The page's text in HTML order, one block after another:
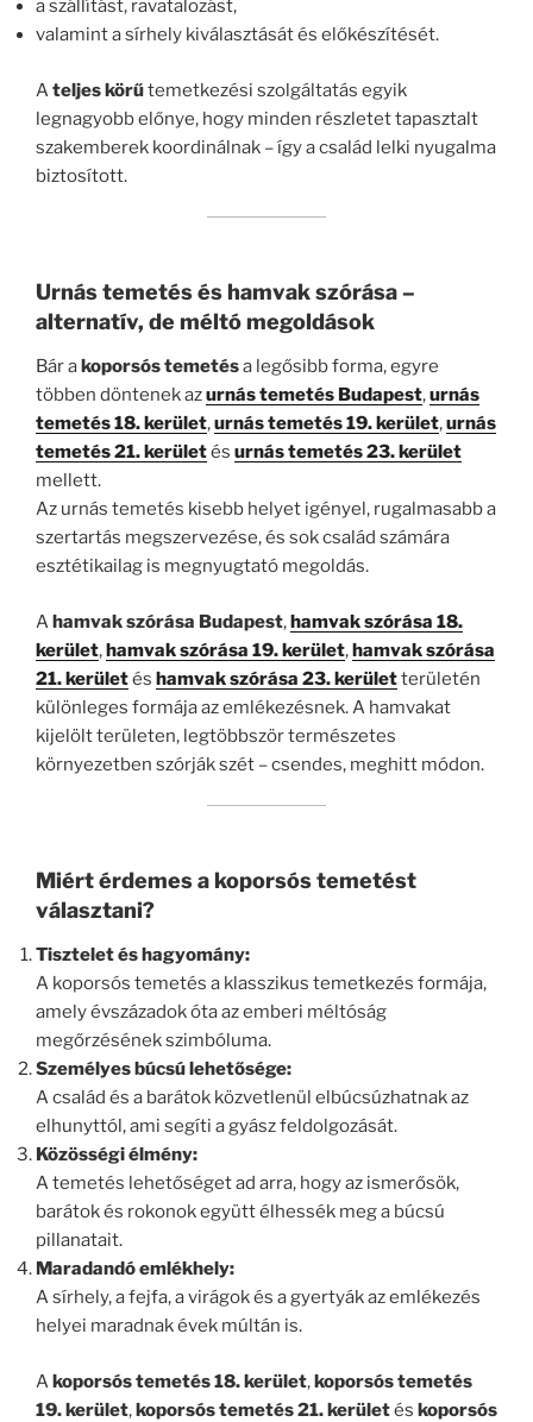
a szállítást, ravatalozást,
valamint a sírhely kiválasztását és előkészítését.
Ateljes körűtemetkezési szolgáltatás egyik
legnagyobb előnye, hogy minden részletet tapasztalt
szakemberek koordinálnak – így a család lelki nyugalma
biztosított.
Urnás temetés és hamvak szórása –
alternatív, de méltó megoldások
Bár akoporsós temetésa legősibb forma, egyre
többen döntenek azurnás temetés Budapest,urnás
temetés 18. kerület,urnás temetés 19. kerület,urnás
temetés 21. kerületés urnás temetés 23. kerület
mellett.
Az urnás temetés kisebb helyet igényel, rugalmasabb a
szertartás megszervezése, és sok család számára
esztétikailag is megnyugtató megoldás.
Ahamvak szórása Budapest,hamvak szórása 18.
kerület,hamvak szórása 19. kerület,hamvak szórása
21. kerületés hamvak szórása 23. kerületterületén
különleges formája az emlékezésnek. A hamvakat
kijelölt területen, legtöbbször természetes
környezetben szórják szét – csendes, meghitt módon.
Miért érdemes a koporsós temetést
választani?
Tisztelet és hagyomány:
A koporsós temetés a klasszikus temetkezés formája,
amely évszázadok óta az emberi méltóság
megőrzésének szimbóluma.
Személyes búcsú lehetősége:
A család és a barátok közvetlenül elbúcsúzhatnak az
elhunyttól, ami segíti a gyász feldolgozását.
Közösségi élmény:
A temetés lehetőséget ad arra, hogy az ismerősök,
barátok és rokonok együtt élhessék meg a búcsú
pillanatait.
Maradandó emlékhely:
A sírhely, a fejfa, a virágok és a gyertyák az emlékezés
helyei maradnak évek múltán is.
Akoporsós temetés 18. kerület,koporsós temetés
19. kerület,koporsós temetés 21. kerületés koporsós